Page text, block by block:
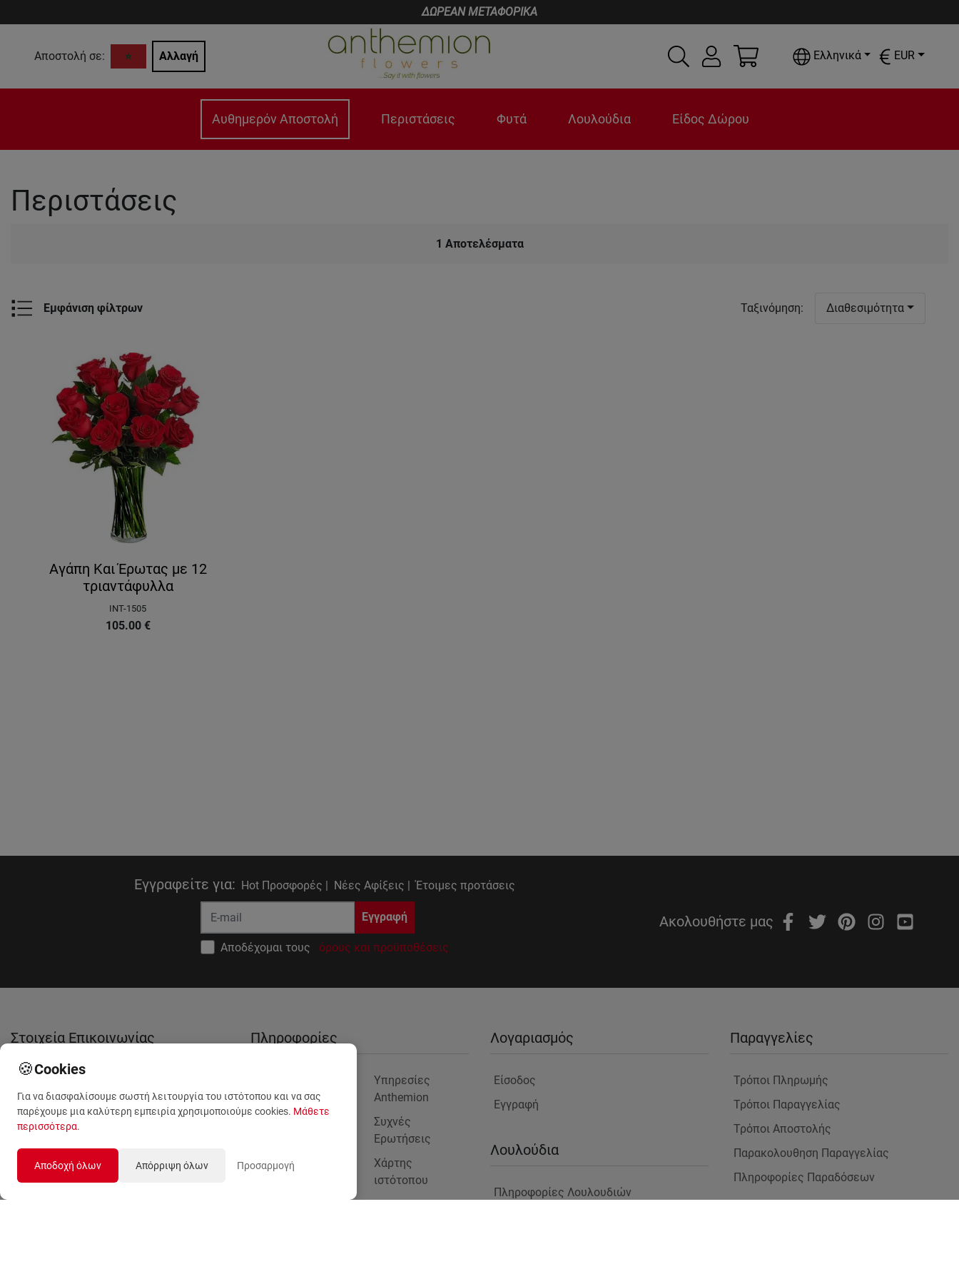
ΔΩΡΕΑΝ ΜΕΤΑΦΟΡΙΚΑ
Αποστολή σε: Αλλαγή Ελληνικά EUR
Αυθημερόν Αποστολή Περιστάσεις Φυτά Λουλούδια Είδος Δώρου
Περιστάσεις
1 Αποτελέσματα
Εμφάνιση φίλτρων Ταξινόμηση: Διαθεσιμότητα
Αγάπη Και Έρωτας με 12
τριαντάφυλλα
INT-1505
105.00 €
Εγγραφείτε για: Hot Προσφορές | Νέες Αφίξεις | Έτοιμες προτάσεις
Εγγραφή
Αποδέχομαι τους όρους και προϋποθέσεις
Ακολουθήστε μας
Στοιχεία Επικοινωνίας
(+30) 210 53 13 489
(+30) 210 59 09 789
Αιγάλεω, Αθήνα, 12243
Πληροφορίες
μας
Προσωπικά
Υπηρεσίες
Anthemion
Συχνές
Ερωτήσεις
Χάρτης
ιστότοπου
Blog
Λογαριασμός
Είσοδος
Εγγραφή
Λουλούδια
Πληροφορίες Λουλουδιών
Παραγγελίες
Τρόποι Πληρωμής
Τρόποι Παραγγελίας
Τρόποι Αποστολής
Παρακολουθηση Παραγγελίας
Πληροφορίες Παραδόσεων
🍪Cookies
Για να διασφαλίσουμε σωστή λειτουργία του ιστότοπου και να σας
παρέχουμε μια καλύτερη εμπειρία χρησιμοποιούμε cookies. Μάθετε
περισσότερα.
Αποδοχή όλων Απόρριψη όλων Προσαρμογή